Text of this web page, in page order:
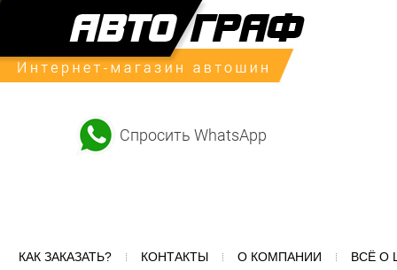
Спросить WhatsApp
КАК ЗАКАЗАТЬ? КОНТАКТЫ О КОМПАНИИ ВСЁ О